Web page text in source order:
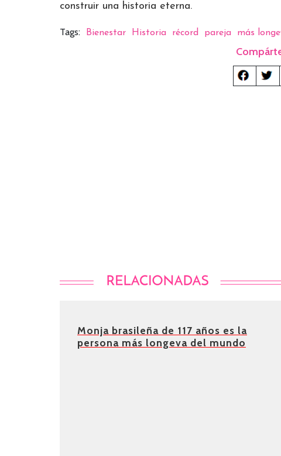
construir una historia eterna.
Tags: Bienestar Historia récord pareja más
Monja brasileña de 117 años es la
persona más longeva del mundo